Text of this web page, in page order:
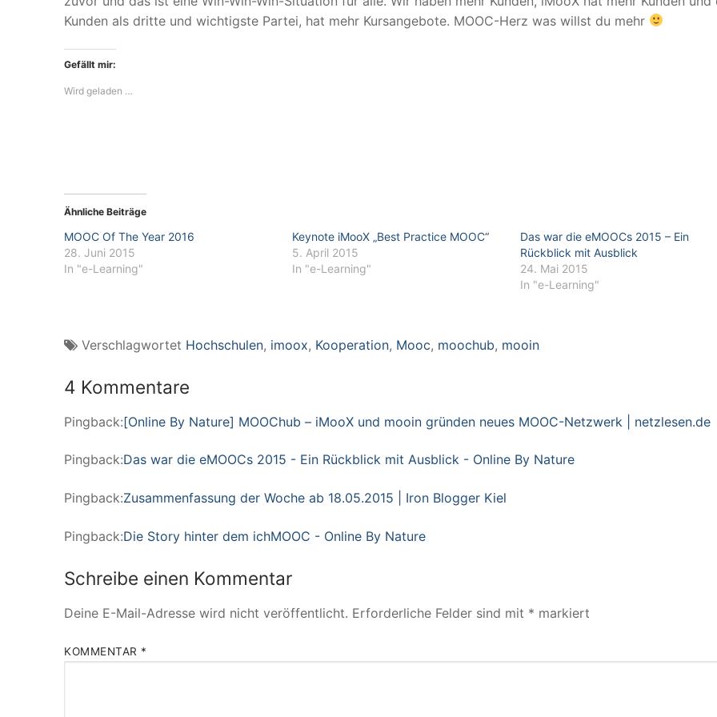
Kunden als dritte und wichtigste Partei, hat mehr Kursangebote. MOOC-Herz was willst du mehr
Gefällt mir:
Wird geladen …
Ähnliche Beiträge
MOOC Of The Year 2016
28. Juni 2015
In "e-Learning"
Keynote iMooX „Best Practice MOOC“
5. April 2015
In "e-Learning"
Das war die eMOOCs 2015 – Ein
Rückblick mit Ausblick
24. Mai 2015
In "e-Learning"
Verschlagwortet Hochschulen, imoox, Kooperation, Mooc, moochub, mooin
4 Kommentare
Pingback:[Online By Nature] MOOChub – iMooX und mooin gründen neues MOOC-Netzwerk | netzlesen.de
Pingback:Das war die eMOOCs 2015 - Ein Rückblick mit Ausblick - Online By Nature
Pingback:Zusammenfassung der Woche ab 18.05.2015 | Iron Blogger Kiel
Pingback:Die Story hinter dem ichMOOC - Online By Nature
Schreibe einen Kommentar
Deine E-Mail-Adresse wird nicht veröffentlicht. Erforderliche Felder sind mit * markiert
KOMMENTAR *